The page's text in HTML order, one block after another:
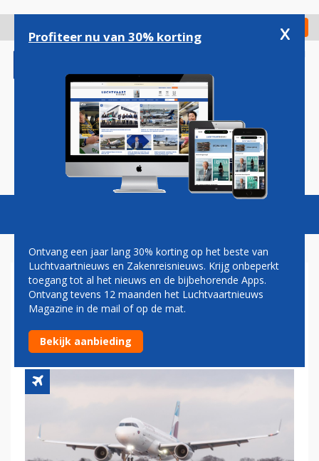
gaan
Check in
Magazine Podcasts Vacatures
EUROWINGS START
LIJNDIENST VAN SCHIPHOL
NAAR SALZBURG
Profiteer nu van 30% korting x
Ontvang een jaar lang 30% korting op het beste van
Luchtvaartnieuws en Zakenreisnieuws. Krijg onbeperkt
toegang tot al het nieuws en de bijbehorende Apps.
Ontvang tevens 12 maanden het Luchtvaartnieuws
Magazine in de mail of op de mat.
Bekijk aanbieding